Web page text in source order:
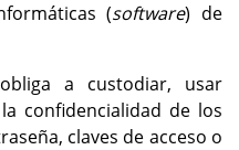
(software) de
a custodiar, usar
confidencialidad de los
claves de acceso o